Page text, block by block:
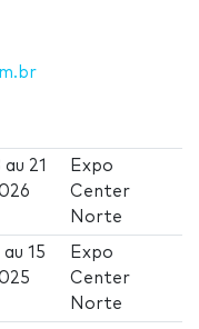
au 21
Expo
Center
Norte
au15
Expo
Center
Norte